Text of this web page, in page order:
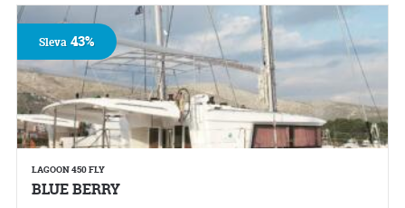
LAGOON 450 FLY
BLUE BERRY
Sleva43%